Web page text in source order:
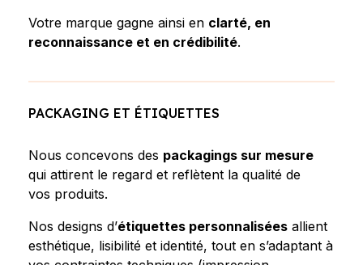
Votre marque gagne ainsi en clarté, en
reconnaissance et en crédibilité.
PACKAGING ET ÉTIQUETTES
Nous concevons des packagings sur mesure
qui attirent le regard et reflètent la qualité de
vos produits.
Nos designs d’étiquettes personnalisées allient
esthétique, lisibilité et identité, tout en s’adaptant à